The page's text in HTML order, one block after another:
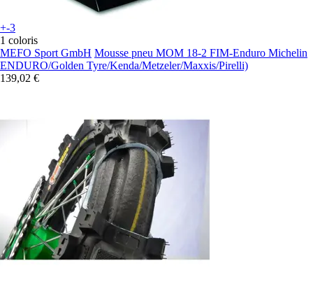
+-3
1 coloris
MEFO Sport GmbH Mousse pneu MOM 18-2 FIM-Enduro Michelin
ENDURO/Golden Tyre/Kenda/Metzeler/Maxxis/Pirelli)
139,02 €